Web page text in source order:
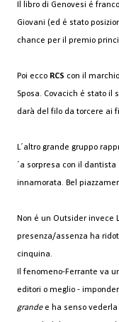
Il libro di Genovesi é
Giovani (ed é stato
chance per il premio
Poi ecco RCS con il
Sposa. Covacich é stato il
darà del filo da torcere ai
L´altro grande gruppo
´a sorpresa con il dantista
innamorata. Bel
Non é un Outsider invece
presenza/assenza ha
cinquina.
Il fenomeno-Ferrante va
editori o meglio -
grandee ha senso vederla